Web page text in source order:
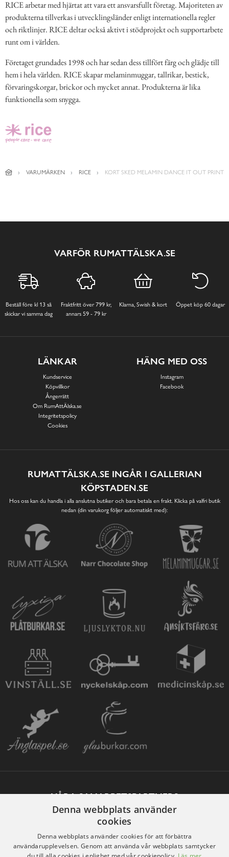
RICE arbetar med hjärtat att vara ett ansvarsfullt företag. Majoriteten av
produkterna tillverkas i utvecklingsländer enligt internationella regler
och riktlinjer. RICE deltar också aktivt i stödprojekt och supportarbete
runt om i världen.
Företaget grundades 1998 och har sedan dess tillfört färg och glädje till
hem i hela världen. RICE skapar melaminmuggar, tallrikar, bestick,
förvaringskorgar, brickor och mycket annat. Produkterna är lika
funktionella som snygga.
VARUMÄRKEN RICE KORT SKED MELAMIN DANCE IT OUT PRINT
VARFÖR RUMATTÄLSKA.SE
Beställ före kl 13 så
skickar vi samma dag
Fraktfritt över 799 kr,
annars 59 - 79 kr
Klarna, Swish & kort Öppet köp 60 dagar
LÄNKAR
Kundservice
Köpvillkor
Ångerrätt
Om RumAttÄlska.se
Integritetspolicy
Cookies
HÄNG MED OSS
Instagram
Facebook
RUMATTÄLSKA.SE INGÅR I GALLERIAN
KÖPSTADEN.SE
Hos oss kan du handla i alla anslutna butiker och bara betala en frakt. Klicka på valfri butik
nedan (din varukorg följer automatiskt med):
VÅRA SAMARBETSPARTNERS
Denna webbplats använder
cookies
Denna webbplats använder cookies för att förbättra
användarupplevelsen. Genom att använda vår webbplats samtycker